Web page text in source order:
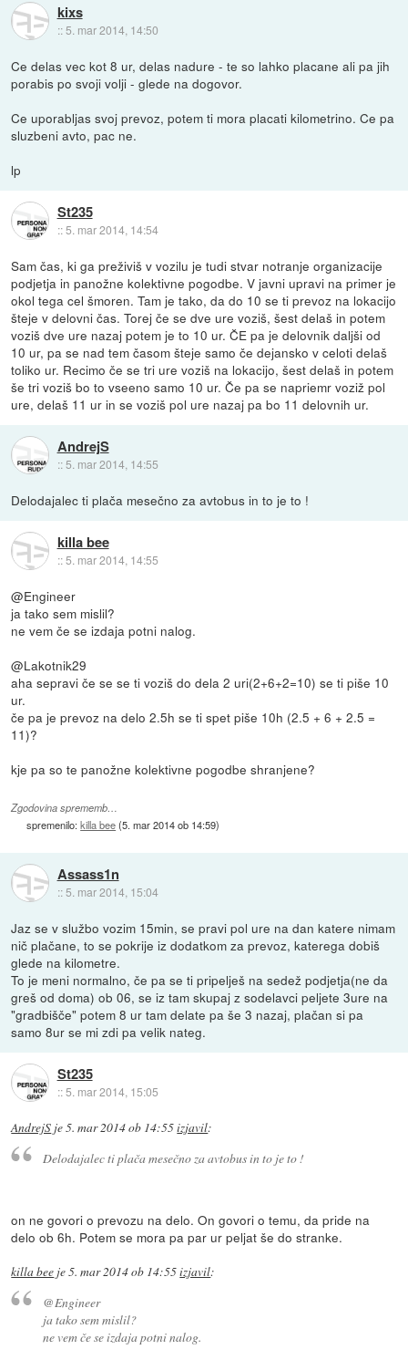
kixs
:: 5. mar 2014, 14:50
Ce delas vec kot 8 ur, delas nadure - te so lahko placane ali pa jih
porabis po svoji volji - glede na dogovor.
Ce uporabljas svoj prevoz, potem ti mora placati kilometrino. Ce pa
sluzbeni avto, pac ne.
lp
St235
::5. mar 2014, 14:54
Sam čas, ki ga preživiš v vozilu je tudi stvar notranje organizacije
podjetja in panožne kolektivne pogodbe. V javni upravi na primer je
okol tega cel šmoren. Tam je tako, da do 10 se ti prevoz na lokacijo
šteje v delovni čas. Torej če se dve ure voziš, šest delaš in potem
voziš dve ure nazaj potem je to 10 ur. ČE pa je delovnik daljši od
10 ur, pa se nad tem časom šteje samo če dejansko v celoti delaš
toliko ur. Recimo če se tri ure voziš na lokacijo, šest delaš in potem
še tri voziš bo to vseeno samo 10 ur. Če pa se napriemr voziž pol
ure, delaš 11 ur in se voziš pol ure nazaj pa bo 11 delovnih ur.
AndrejS
:: 5. mar 2014, 14:55
Delodajalec ti plača mesečno za avtobus in to je to !
killa bee
::5. mar 2014, 14:55
@Engineer
ja tako sem mislil?
ne vem če se izdaja potni nalog.
@Lakotnik29
aha sepravi če se se ti voziš do dela 2 uri(2+6+2=10) se ti piše 10
ur.
če pa je prevoz na delo 2.5h se ti spet piše 10h (2.5 + 6 + 2.5 =
11)?
kje pa so te panožne kolektivne pogodbe shranjene?
Zgodovina sprememb…
spremenilo:killa bee(5. mar 2014 ob 14:59)
Assass1n
:: 5. mar 2014, 15:04
Jaz se v službo vozim 15min, se pravi pol ure na dan katere nimam
nič plačane, to se pokrije iz dodatkom za prevoz, katerega dobiš
glede na kilometre.
To je meni normalno, če pa se ti pripelješ na sedež podjetja(ne da
greš od doma) ob 06, se iz tam skupaj z sodelavci peljete 3ure na
"gradbišče" potem 8 ur tam delate pa še 3 nazaj, plačan si pa
samo 8ur se mi zdi pa velik nateg.
St235
::5. mar 2014, 15:05
AndrejS je5. mar 2014 ob 14:55izjavil:
Delodajalec ti plača mesečno za avtobus in to je to !
on ne govori o prevozu na delo. On govori o temu, da pride na
delo ob 6h. Potem se mora pa par ur peljat še do stranke.
killa bee je5. mar 2014 ob 14:55izjavil:
@Engineer
ja tako sem mislil?
ne vem če se izdaja potni nalog.